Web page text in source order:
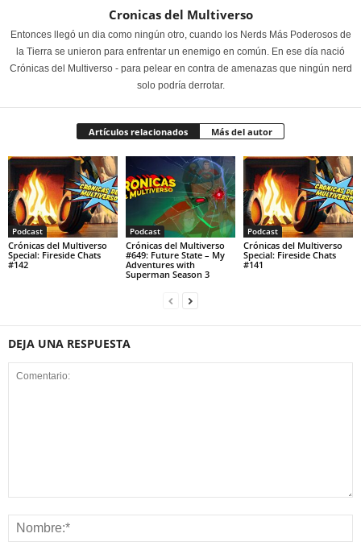
Cronicas del Multiverso
Entonces llegó un dia como ningún otro, cuando los Nerds Más Poderosos de
la Tierra se unieron para enfrentar un enemigo en común. En ese día nació
Crónicas del Multiverso - para pelear en contra de amenazas que ningún nerd
solo podría derrotar.
Artículos relacionados Más del autor
Podcast
Crónicas del Multiverso
Special: Fireside Chats
#142
Podcast
Crónicas del Multiverso
#649: Future State – My
Adventures with
Superman Season 3
Podcast
Crónicas del Multiverso
Special: Fireside Chats
#141
DEJA UNA RESPUESTA